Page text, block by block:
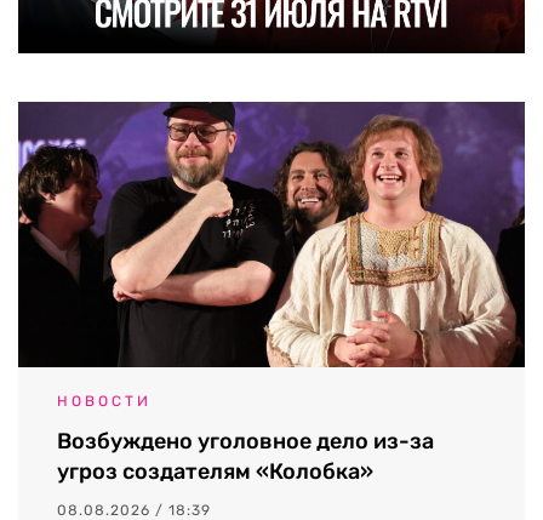
НОВОСТИ
Возбуждено уголовное дело из-за
угроз создателям «Колобка»
08.08.2026 / 18:39